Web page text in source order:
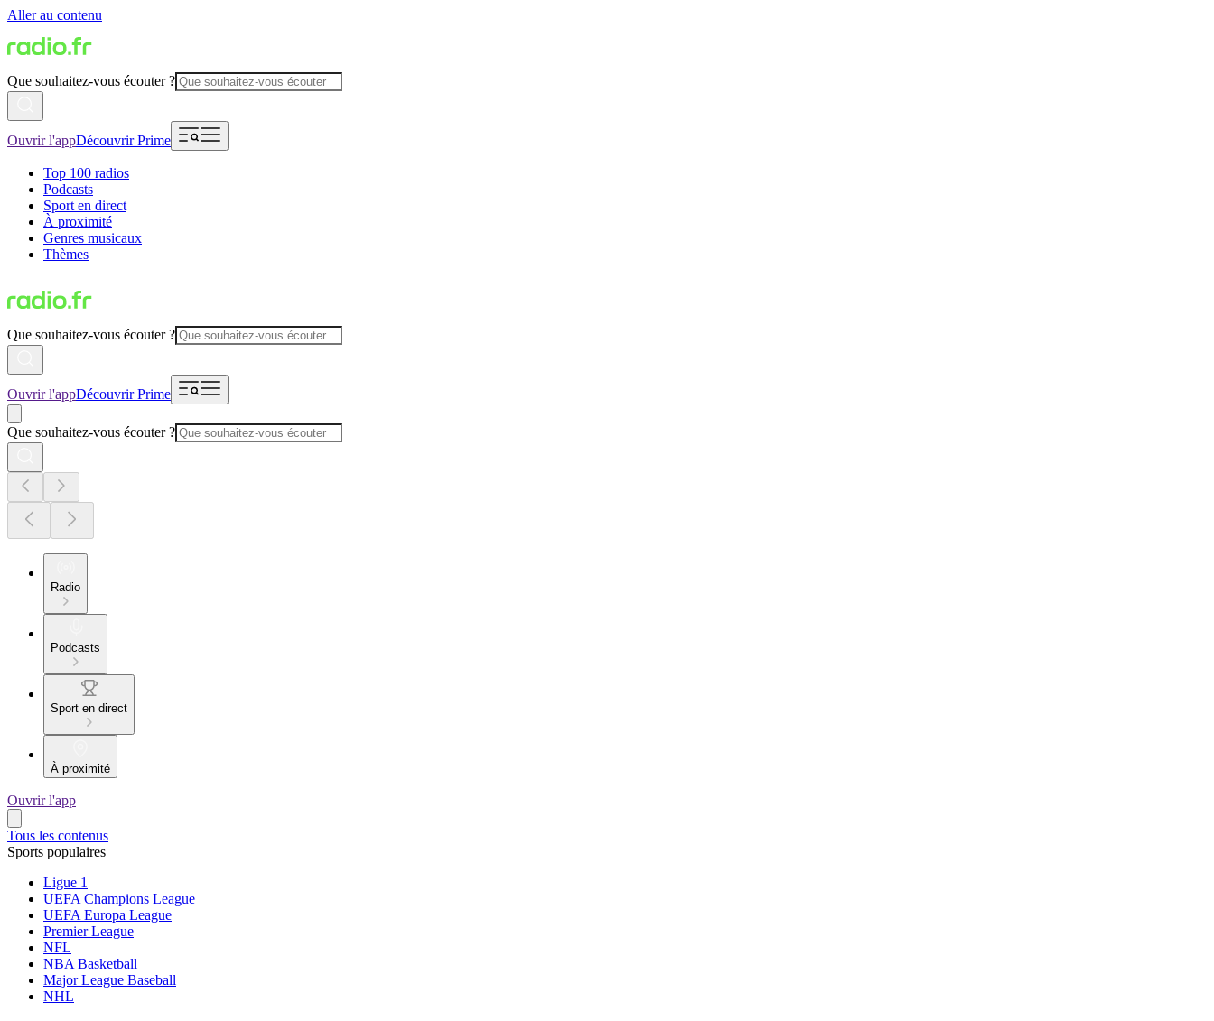
Aller au contenu
Que souhaitez-vous écouter ?
Ouvrir l'appDécouvrir Prime
Top 100 radios
Podcasts
Sport en direct
À proximité
Genres musicaux
Thèmes
Que souhaitez-vous écouter ?
Ouvrir l'appDécouvrir Prime
Que souhaitez-vous écouter ?
Radio
Podcasts
Sport en direct
À proximité
Ouvrir l'app
Tous les contenus
Sports populaires
Ligue 1
UEFA Champions League
UEFA Europa League
Premier League
NFL
NBA Basketball
Major League Baseball
NHL